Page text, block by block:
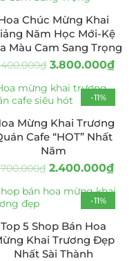
Chúc Mừng Khai
Năm Học Mới-Kệ
Màu Cam Sang Trọng
₫ 3.800.000₫
-11%
HOT
Mừng Khai Trương
Cafe “HOT” Nhất
Năm
₫ 2.400.000₫
-11%
Top 5 Shop Bán Hoa
Khai Trương Đẹp
Nhất Sài Thành